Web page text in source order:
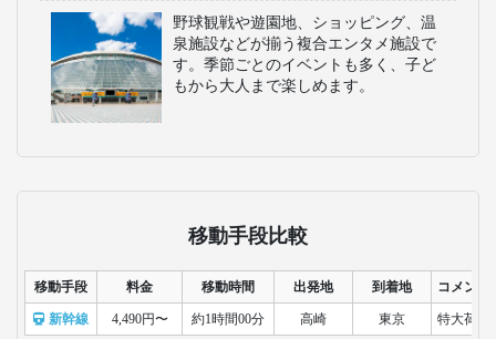
野球観戦や遊園地、ショッピング、温
泉施設などが揃う複合エンタメ施設で
す。季節ごとのイベントも多く、子ど
もから大人まで楽しめます。
移動手段比較
移動手段 料金 移動時間 出発地 到着地 コメント
新幹線 4,490円〜 約1時間00分 高崎 東京 特大荷物